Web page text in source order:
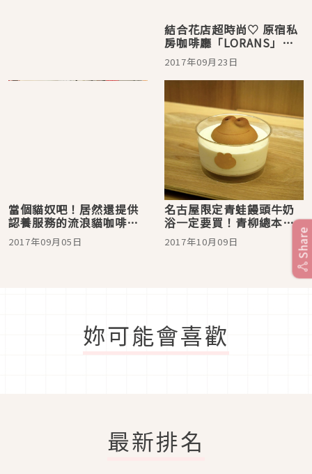
結合花店超時尚♡ 原宿私
房咖啡廳「LORANS」超
吸睛♡
2017年09月23日
當個貓奴吧！居然還提供
認養服務的流浪貓咖啡廳
介紹♪東京篇
2017年09月05日
名古屋限定青蛙饅頭牛奶
浴一定要買！青柳總本店
限定咖啡廳吃得到！
2017年10月09日
妳可能會喜歡
最新排名
Share